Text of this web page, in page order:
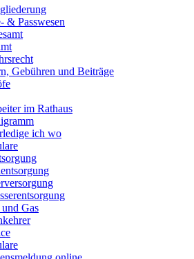
& Passwesen
Gebühren und Beiträge
im Rathaus
ich wo
Gas